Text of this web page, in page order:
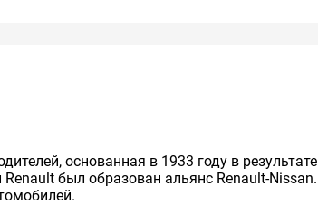
основанная в 1933 году в
был образован альянс Renault-